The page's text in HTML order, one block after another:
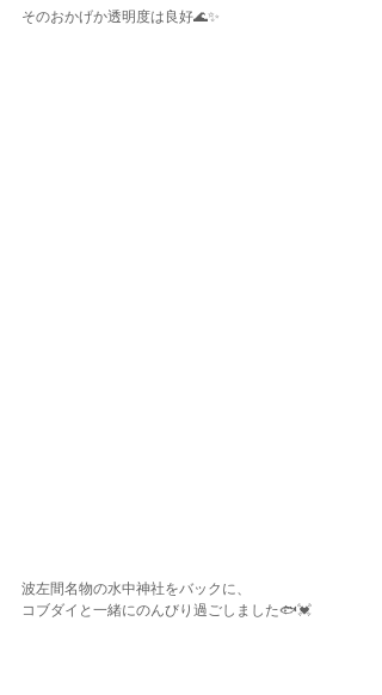
そのおかげか透明度は良好🌊✨
波左間名物の水中神社をバックに、
コブダイと一緒にのんびり過ごしました🐟💓